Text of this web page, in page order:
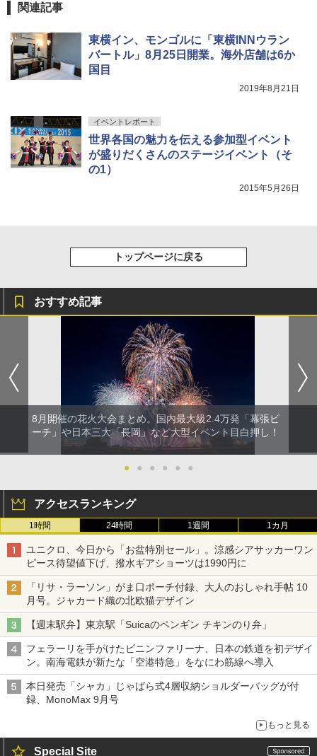
関連記事
東横イン、モンゴルに「東横INNウラン
バートル」8月25日開業。海外店舗は6か
国目
2019年8月21日
イベントレポート
世界各国の魅力を伝える参加型イベント
が盛りだくさんのステージイベント（そ
の1）
2015年5月26日
トップページに戻る
おすすめ記事
8月開催の花火大会まとめ。国内最大級2.4万発「幕張ビ
ーチ」や日本三大「長岡」など大型イベント目白押し！
● ● ● ● ● ●
アクセスランキング
1時間 24時間 1週間 1カ月
ユニクロ、今日から「お盆特別セール」。涼感シアサッカーワン
ピース待望値下げ、撥水ギアショーツは1990円に
「リサ・ラーソン」がま口ポーチ付録、大人のおしゃれ手帖 10
月号。ジャカード織の北欧猫デザイン
【週末駅弁】東京駅「Suicaのペンギン チキンのり弁」
フェラーリを手がけたピニンファリーナ、日本の鉄道を初デザイ
ン。南海電鉄が新たな「空港特急」をなにわ筋線へ導入
本日発売「シャカ」じゃばら式4層収納ショルダーバッグが付
録、MonoMax 9月号
もっと見る
Special Site